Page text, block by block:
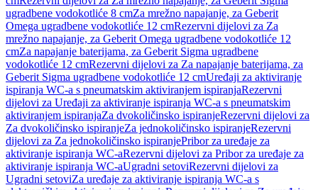
ugradbene vodokotliće 8 cmZa mrežno napajanje, za Geberit
Omega ugradbene vodokotliće 12 cmRezervni dijelovi za Za
mrežno napajanje, za Geberit Omega ugradbene vodokotliće 12
cmZa napajanje baterijama, za Geberit Sigma ugradbene
vodokotliće 12 cmRezervni dijelovi za Za napajanje baterijama, za
Geberit Sigma ugradbene vodokotliće 12 cmUređaji za aktiviranje
ispiranja WC-a s pneumatskim aktiviranjem ispiranjaRezervni
dijelovi za Uređaji za aktiviranje ispiranja WC-a s pneumatskim
aktiviranjem ispiranjaZa dvokoličinsko ispiranjeRezervni dijelovi za
Za dvokoličinsko ispiranjeZa jednokoličinsko ispiranjeRezervni
dijelovi za Za jednokoličinsko ispiranjePribor za uređaje za
aktiviranje ispiranja WC-aRezervni dijelovi za Pribor za uređaje za
aktiviranje ispiranja WC-aUgradni setoviRezervni dijelovi za
Ugradni setoviZa uređaje za aktiviranje ispiranja WC-a s